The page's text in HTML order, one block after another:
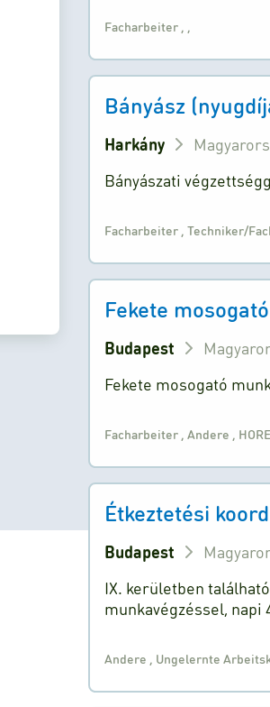
Facharbeiter
Bányász
Harkány
Bányászati
Facharbeiter ,Techniker/
Fekete mosogató
Budapest
Fekete mosogató
Facharbeiter Andere
Étkeztetési
Budapest
IX. kerületben
munkavégzéssel, napi
Andere Ungelernte